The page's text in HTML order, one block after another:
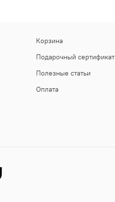
Корзина
Подарочный сертификат
Полезные статьи
Оплата